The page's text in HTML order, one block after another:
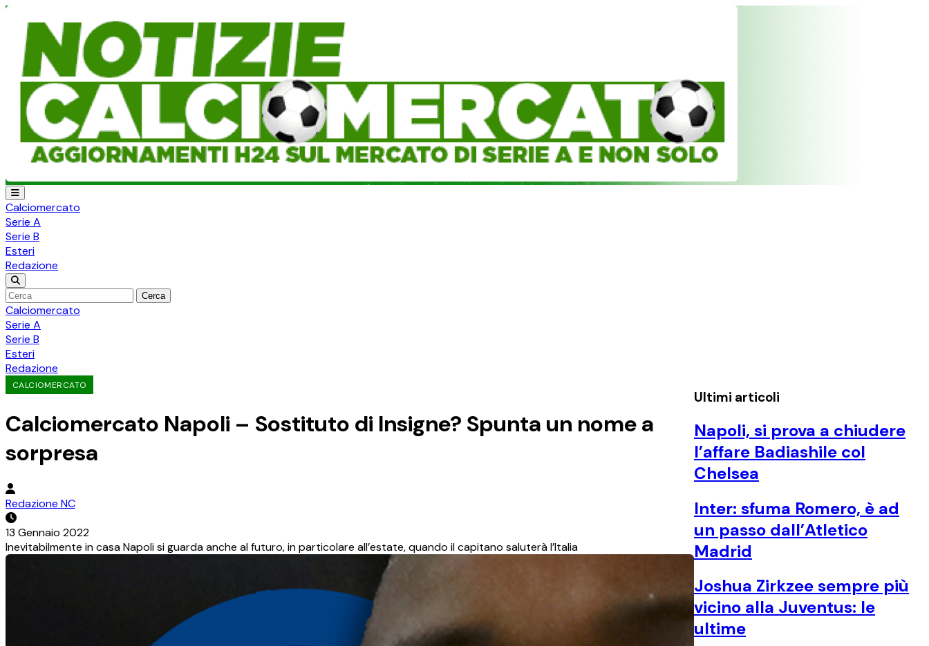
Calciomercato
Serie A
Serie B
Esteri
Redazione
Cerca
Calciomercato
Serie A
Serie B
Esteri
Redazione
CALCIOMERCATO
Calciomercato Napoli – Sostituto di Insigne? Spunta un nome a
sorpresa
Redazione NC
13 Gennaio 2022
Inevitabilmente in casa Napoli si guarda anche al futuro, in particolare all’estate, quando il capitano saluterà l’Italia
Ultimi articoli
Napoli, si prova a chiudere
l’affare Badiashile col
Chelsea
Inter: sfuma Romero, è ad
un passo dall’Atletico
Madrid
Joshua Zirkzee sempre più
vicino alla Juventus: le
ultime